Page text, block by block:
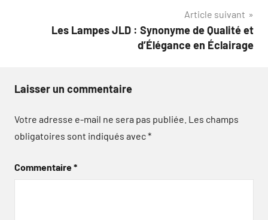
Article suivant
Les Lampes JLD : Synonyme de Qualité et
d’Élégance en Éclairage
Laisser un commentaire
Votre adresse e-mail ne sera pas publiée. Les champs
obligatoires sont indiqués avec*
Commentaire*